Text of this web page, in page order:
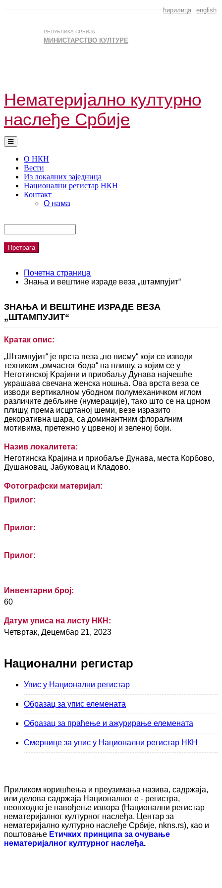
ћирилица english
РЕПУБЛИКА СРБИЈА
МИНИСТАРСТВО КУЛТУРЕ
Нематеријално културно
наслеђе Србије
О НКН
Вести
Из локалних заједница
Национални регистар НКН
Контакт
О нама
Search form
Почетна страница
Знања и вештине израде веза „штампујит“
ЗНАЊА И ВЕШТИНЕ ИЗРАДЕ ВЕЗА
„ШТАМПУЈИТ“
Кратак опис:
„Штампујит“ је врста веза „по писму“ који се изводи
техником „омчастог бода“ на плишу, а којим се у
Неготинској Kрајини и приобаљу Дунава најчешће
украшава свечана женска ношња. Ова врста веза се
изводи вертикалном убодном полумеханичком иглом
различите дебљине (нумерације), тако што се на црном
плишу, према исцртаној шеми, везе изразито
декоративна шара, са доминантним флоралним
мотивима, претежно у црвеној и зеленој боји.
Назив локалитета:
Неготинска Крајина и приобаље Дунава, места Корбово,
Душановац, Јабуковац и Кладово.
Фотографски материјал:
Прилог:
Прилог:
Прилог:
Инвентарни број:
60
Датум уписа на листу НКН:
Четвртак, Децембар 21, 2023
Национални регистар
Упис у Национални регистар
Образац за упис елемената
Образац за праћење и ажурирање елемената
Смернице за упис у Национални регистар НКН
Приликом коришћења и преузимања назива, садржаја,
или делова садржаја Националног е - регистра,
неопходно је навођење извора (Национални регистар
нематеријалног културног наслеђа, Центар за
нематеријално културно наслеђе Србије, nkns.rs), као и
поштовање Етичких принципа за очување
нематеријалног културног наслеђа.